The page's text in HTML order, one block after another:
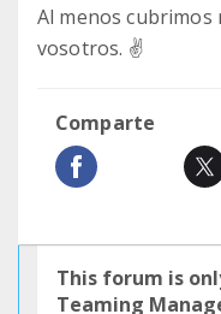
Al menos cubrimos
vosotros. ✌
Comparte
This forum is
Teaming